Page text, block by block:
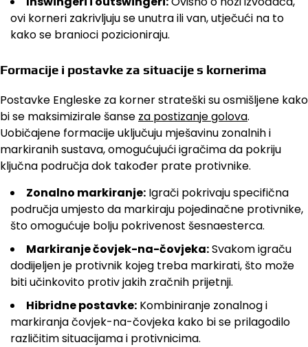
ovi korneri zakrivljuju se unutra ili van, utječući na to
kako se branioci pozicioniraju.
Formacije i postavke za situacije s kornerima
Postavke Engleske za korner strateški su osmišljene kako
bi se maksimizirale šanse za postizanje golova.
Uobičajene formacije uključuju mješavinu zonalnih i
markiranih sustava, omogućujući igračima da pokriju
ključna područja dok također prate protivnike.
Zonalno markiranje: Igrači pokrivaju specifična
područja umjesto da markiraju pojedinačne protivnike,
što omogućuje bolju pokrivenost šesnaesterca.
Markiranje čovjek-na-čovjeka:Svakom igraču
dodijeljen je protivnik kojeg treba markirati, što može
biti učinkovito protiv jakih zračnih prijetnji.
Hibridne postavke: Kombiniranje zonalnog i
markiranja čovjek-na-čovjeka kako bi se prilagodilo
različitim situacijama i protivnicima.